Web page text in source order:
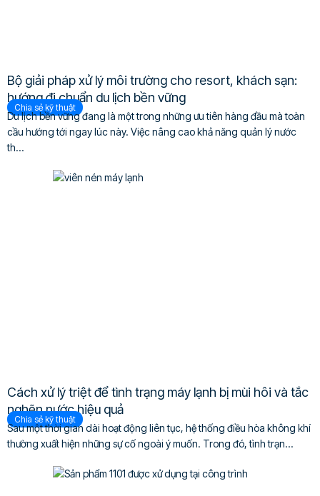
Bộ giải pháp xử lý môi trường cho resort, khách sạn:
hướng đi chuẩn du lịch bền vững
Chia sẻ kỹ thuật
Du lịch bền vững đang là một trong những ưu tiên hàng đầu mà toàn
cầu hướng tới ngay lúc này. Việc nâng cao khả năng quản lý nước
th...
Cách xử lý triệt để tình trạng máy lạnh bị mùi hôi và tắc
nghẽn nước hiệu quả
Chia sẻ kỹ thuật
Sau một thời gian dài hoạt động liên tục, hệ thống điều hòa không khí
thường xuất hiện những sự cố ngoài ý muốn. Trong đó, tình trạn...